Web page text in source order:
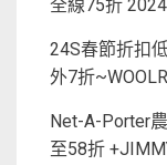
全線75折
24S春節折扣
外7折
Net-A-Porter
至58折